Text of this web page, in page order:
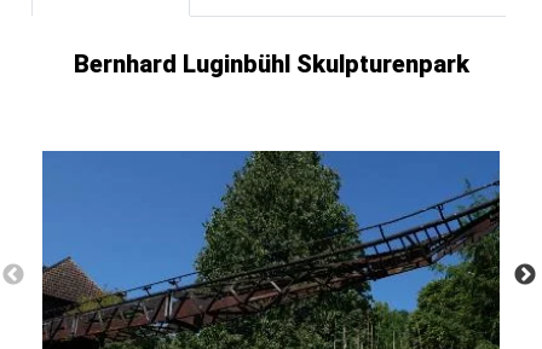
Bernhard Luginbühl Skulpturenpark